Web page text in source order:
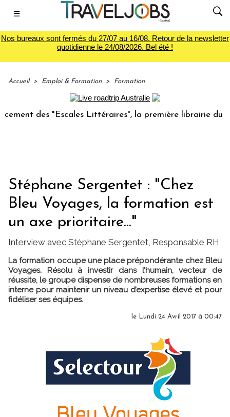
☰
Nos bureaux sont fermés du 27/07 au 16/08. Retour de la newsletter
quotidienne le 24/08/2026. Bel été !
Accueil > Emploi & Formation > Formation
des "Escales Littéraires", la première librairie du voyage
Stéphane Sergentet : "Chez
Bleu Voyages, la formation est
un axe prioritaire..."
Interview avec Stéphane Sergentet, Responsable RH
La formation occupe une place prépondérante chez Bleu
Voyages. Résolu à investir dans l’humain, vecteur de
réussite, le groupe dispense de nombreuses formations en
interne pour maintenir un niveau d’expertise élevé et pour
fidéliser ses équipes.
le Lundi 24 Avril 2017 à 00:47